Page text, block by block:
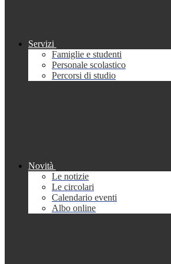
Servizi
Famiglie e studenti
Personale scolastico
Percorsi di studio
Novità
Le notizie
Le circolari
Calendario eventi
Albo online